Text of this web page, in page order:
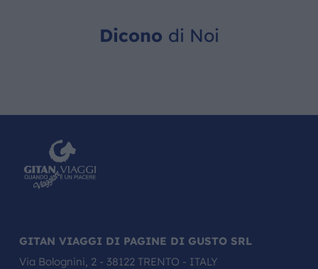
Dicono di Noi
GITAN VIAGGI DI PAGINE DI GUSTO SRL
Via Bolognini, 2 - 38122 TRENTO - ITALY